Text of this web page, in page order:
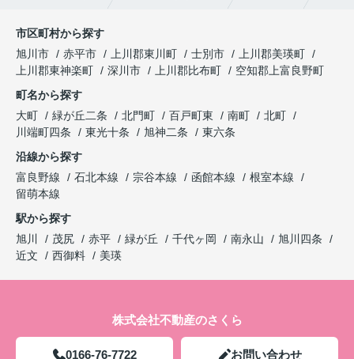
市区町村から探す
旭川市
赤平市 上川郡東川町 士別市
上川郡美瑛町
上川郡東神楽町
深川市 上川郡比布町
空知郡上富良野町
町名から探す
大町
緑が丘二条 北門町 百戸町東 南町
北町
川端町四条
東光十条 旭神二条
東六条
沿線から探す
富良野線
石北本線 宗谷本線 函館本線
根室本線
留萌本線
駅から探す
旭川
茂尻 赤平 緑が丘 千代ヶ岡 南永山
旭川四条
近文
西御料 美瑛
株式会社不動産のさくら
0166-76-7722 お問い合わせ